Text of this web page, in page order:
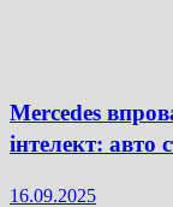
Mercedes
інтелект:
16.09.2025